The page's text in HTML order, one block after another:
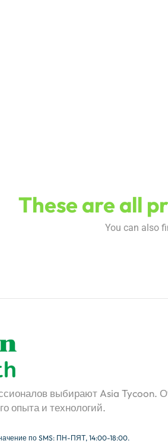
These are all
You can also
выбирают Asia Tycoon.
опыта и технологий.
по SMS: ПН-ПЯТ, 14:00-18:00.